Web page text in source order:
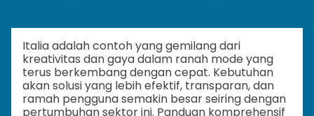
Italia adalah contoh yang gemilang dari
kreativitas dan gaya dalam ranah mode yang
terus berkembang dengan cepat. Kebutuhan
akan solusi yang lebih efektif, transparan, dan
ramah pengguna semakin besar seiring dengan
pertumbuhan sektor ini. Panduan komprehensif